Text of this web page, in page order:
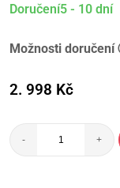
Doručení5 - 10 dní
Možnosti
2. 998 Kč
- +